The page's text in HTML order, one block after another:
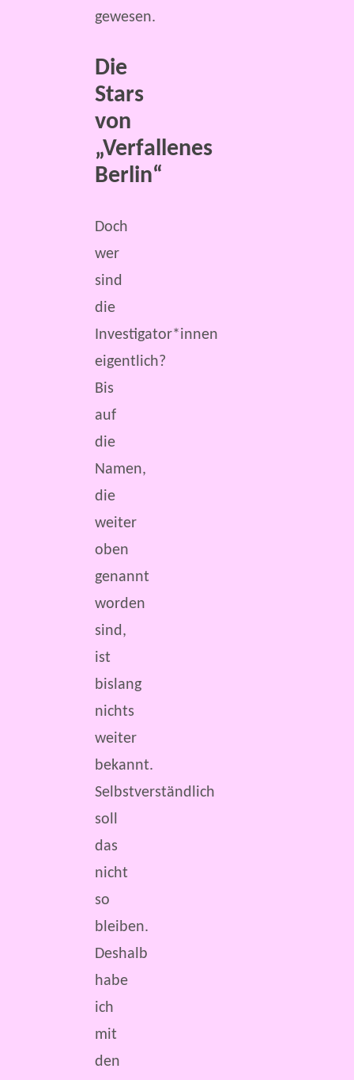
gewesen.
Die
Stars
von
„Verfallenes
Berlin“
Doch
wer
sind
die
Investigator*innen
eigentlich?
Bis
auf
die
Namen,
die
weiter
oben
genannt
worden
sind,
ist
bislang
nichts
weiter
bekannt.
Selbstverständlich
soll
das
nicht
so
bleiben.
Deshalb
habe
ich
mit
den